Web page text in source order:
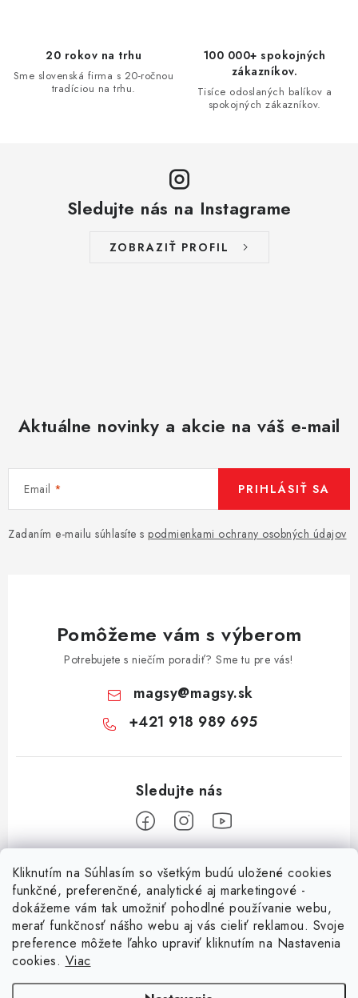
Kliknutím na Súhlasím so všetkým budú uložené cookies
funkčné, preferenčné, analytické aj marketingové -
dokážeme vám tak umožniť pohodlné používanie webu,
merať funkčnosť nášho webu aj vás cieliť reklamou. Svoje
preference môžete ľahko upraviť kliknutím na Nastavenia
cookies. Viac
p
20 rokov na trhu
Sme slovenská firma s 20-ročnou
tradíciou na trhu.
100 000+ spokojných
zákazníkov.
Tisíce odoslaných balíkov a
spokojných zákazníkov.
Sledujte nás na Instagrame
ZOBRAZIŤ PROFIL
Aktuálne novinky a akcie na váš e-mail
Email
Zadaním e-mailu súhlasíte s podmienkami ochrany osobných údajov
PRIHLÁSIŤ SA
Pomôžeme vám s výberom
Potrebujete s niečím poradiť? Sme tu pre vás!
magsy@magsy.sk
+421 918 989 695
Informácie pre vás
O nás
Obchodné podmienky
Facebook